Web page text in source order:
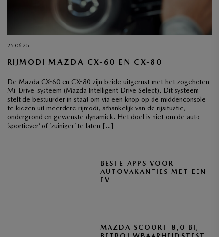
25-06-25
RIJMODI MAZDA CX-60 EN CX-80
De Mazda CX-60 en CX-80 zijn beide uitgerust met het zogeheten
Mi-Drive-systeem (Mazda Intelligent Drive Select). Dit systeem
stelt de bestuurder in staat om via een knop op de middenconsole
te kiezen uit meerdere rijmodi, afhankelijk van de rijsituatie,
ondergrond en gewenste dynamiek. Het doel is niet om de auto
‘sportiever’ of ‘zuiniger’ te laten […]
BESTE APPS VOOR
AUTOVAKANTIES MET EEN
EV
MAZDA SCOORT 8,0 BIJ
BETROUWBAARHEIDSTEST